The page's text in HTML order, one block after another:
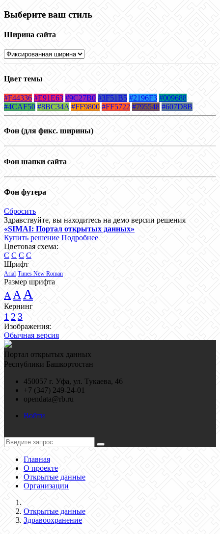
Выберите ваш стиль
Ширина сайта
Цвет темы
#F44336 #E91E63 #9C27B0 #3F51B5 #2196F3 #009688
#4CAF50 #8BC34A #FF9800 #FF5722 #795548 #607D8B
Фон (для фикс. ширины)
Фон шапки сайта
Фон футера
Сбросить
Здравствуйте, вы находитесь на демо версии решения
«SIMAI: Портал открытых данных»
Купить решение Подробнее
Цветовая схема:
C C C C
Шрифт
Arial Times New Roman
Размер шрифта
A AA
Кернинг
1 2 3
Изображения:
Обычная версия
Портал открытых данных
Республики Башкортостан
450057 г. Уфа, ул. Тукаева, 46
+7 (347) 249-24-01
opendata@rb.ru
Войти
Главная
О проекте
Открытые данные
Организации
Открытые данные
Здравоохранение